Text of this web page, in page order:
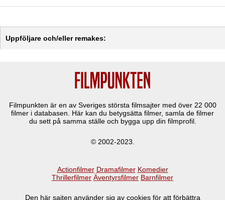
Uppföljare och/eller remakes:
Filmpunkten är en av Sveriges största filmsajter med över 22 000
filmer i databasen. Här kan du betygsätta filmer, samla de filmer
du sett på samma ställe och bygga upp din filmprofil.
© 2002-2023.
Actionfilmer Dramafilmer Komedier
Thrillerfilmer Äventyrsfilmer Barnfilmer
Den här sajten använder sig av cookies för att förbättra